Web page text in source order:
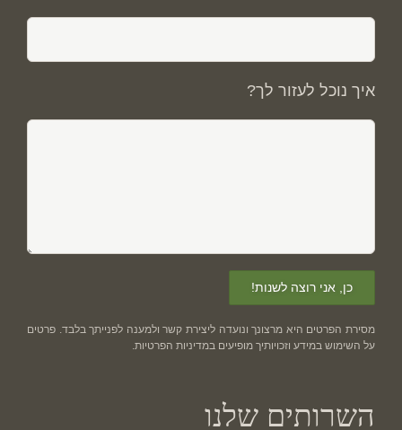
איך נוכל לעזור לך?
מסירת הפרטים היא מרצונך ונועדה ליצירת קשר ולמענה לפנייתך בלבד. פרטים
על השימוש במידע וזכויותיך מופיעים במדיניות הפרטיות.
השרותים שלנו